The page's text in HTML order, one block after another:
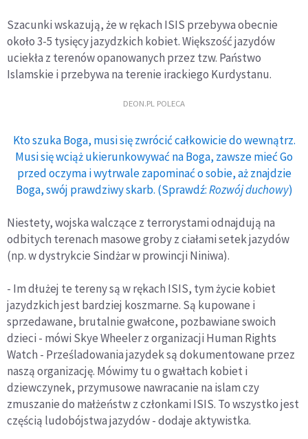
Szacunki wskazują, że w rękach ISIS przebywa obecnie
około 3-5 tysięcy jazydzkich kobiet. Większość jazydów
uciekła z terenów opanowanych przez tzw. Państwo
Islamskie i przebywa na terenie irackiego Kurdystanu.
DEON.PL POLECA
Kto szuka Boga, musi się zwrócić całkowicie do wewnątrz.
Musi się wciąż ukierunkowywać na Boga, zawsze mieć Go
przed oczyma i wytrwale zapominać o sobie, aż znajdzie
Boga, swój prawdziwy skarb. (Sprawdź:Rozwój duchowy)
Niestety, wojska walczące z terrorystami odnajdują na
odbitych terenach masowe groby z ciałami setek jazydów
(np. w dystrykcie Sindżar w prowincji Niniwa).
- Im dłużej te tereny są w rękach ISIS, tym życie kobiet
jazydzkich jest bardziej koszmarne. Są kupowane i
sprzedawane, brutalnie gwałcone, pozbawiane swoich
dzieci - mówi Skye Wheeler z organizacji Human Rights
Watch - Prześladowania jazydek są dokumentowane przez
naszą organizację. Mówimy tu o gwałtach kobiet i
dziewczynek, przymusowe nawracanie na islam czy
zmuszanie do małżeństw z członkami ISIS. To wszystko jest
częścią ludobójstwa jazydów - dodaje aktywistka.